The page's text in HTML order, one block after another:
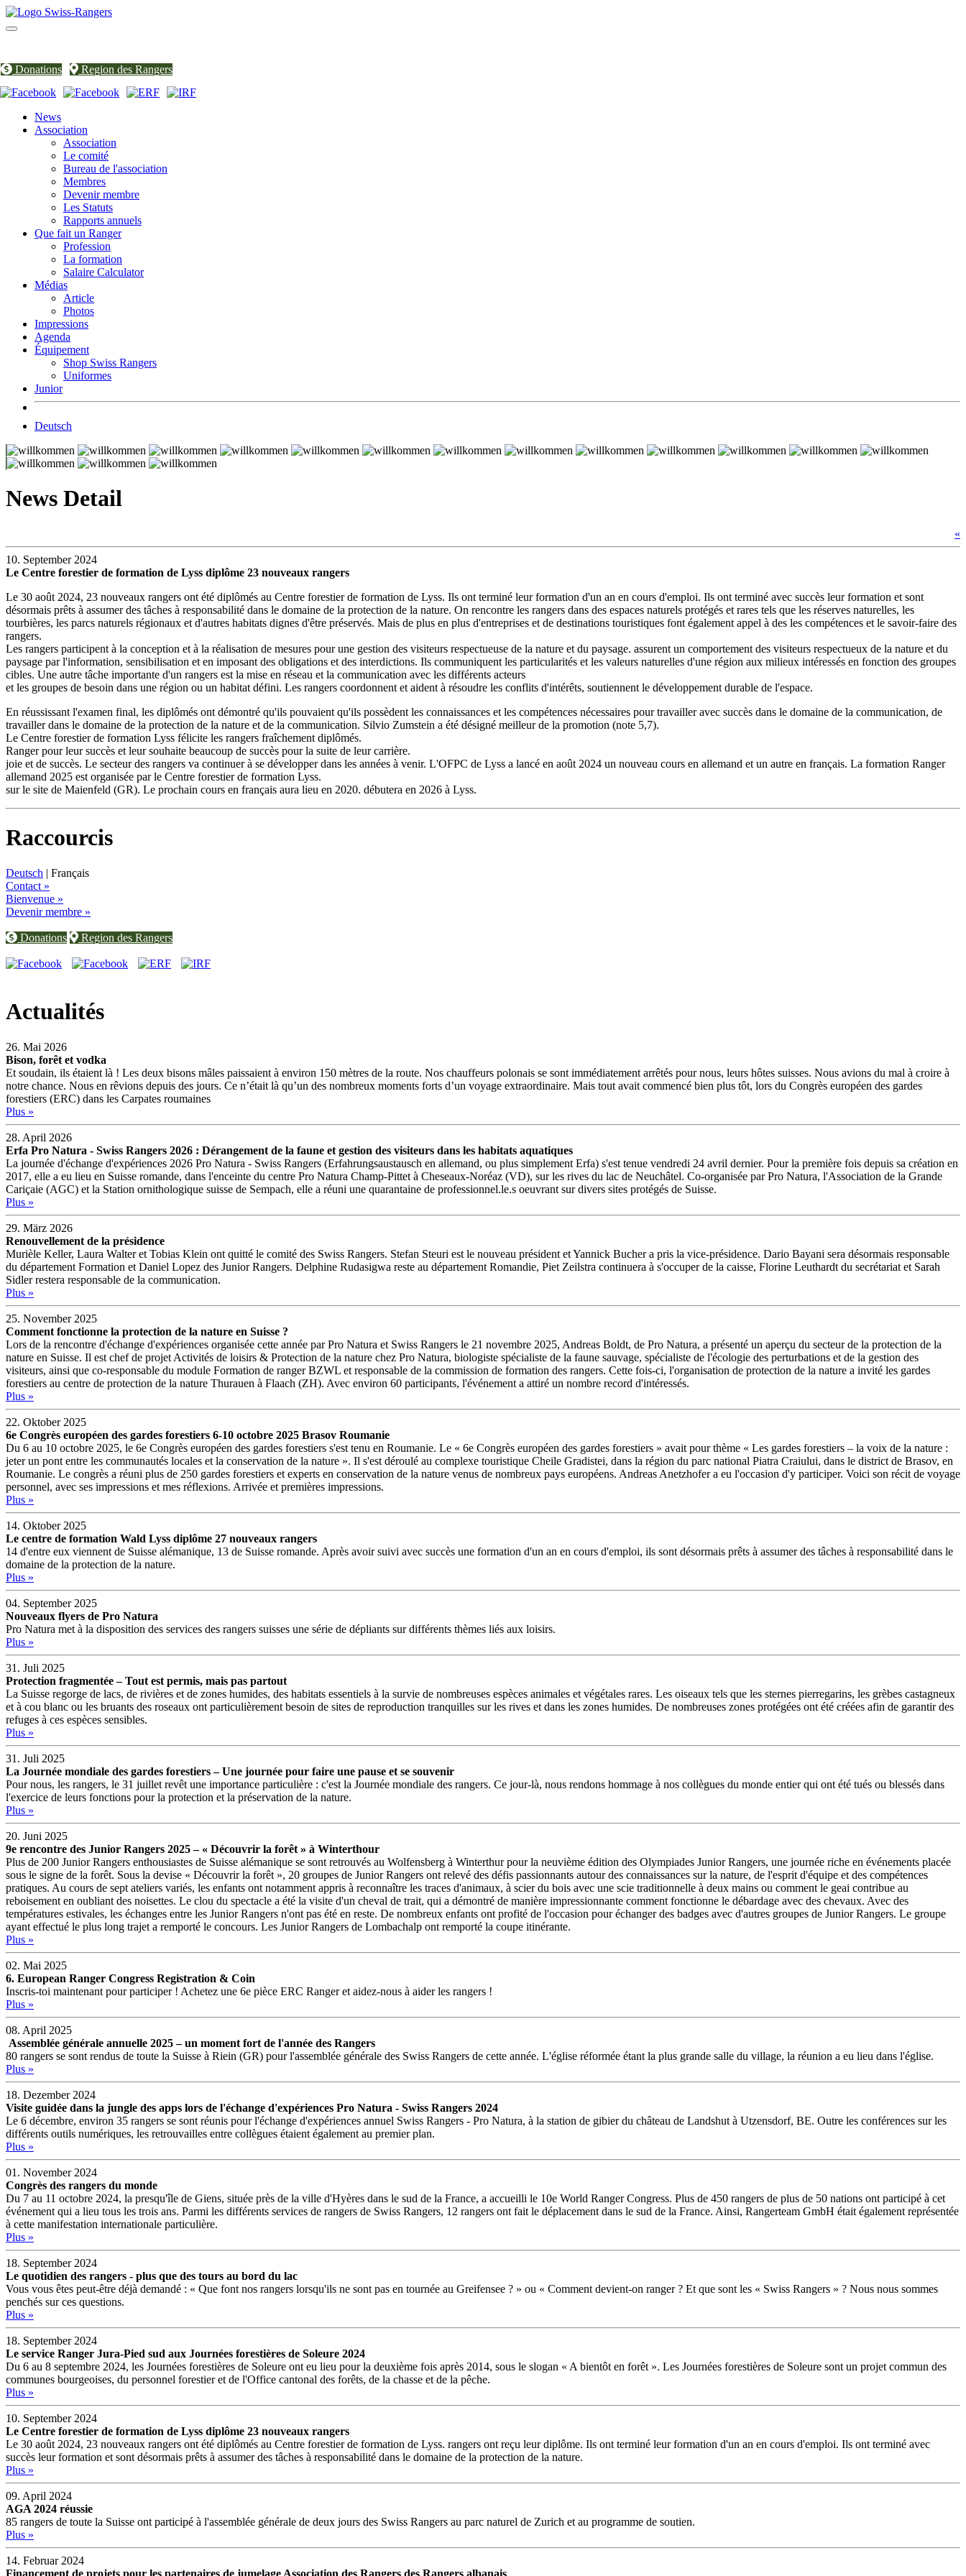
Toggle
Donations Region des Rangers
News
Association
Association
Le comité
Bureau de l'association
Membres
Devenir membre
Les Statuts
Rapports annuels
Que fait un Ranger
Profession
La formation
Salaire Calculator
Médias
Article
Photos
Impressions
Agenda
Équipement
Shop Swiss Rangers
Uniformes
Junior
Deutsch
News Detail
«
10. September 2024
Le Centre forestier de formation de Lyss diplôme 23 nouveaux rangers
Le 30 août 2024, 23 nouveaux rangers ont été diplômés au Centre forestier de formation de Lyss. Ils ont terminé leur formation d'un an en cours d'emploi. Ils ont terminé avec succès leur formation et sont
désormais prêts à assumer des tâches à responsabilité dans le domaine de la protection de la nature. On rencontre les rangers dans des espaces naturels protégés et rares tels que les réserves naturelles, les
tourbières, les parcs naturels régionaux et d'autres habitats dignes d'être préservés. Mais de plus en plus d'entreprises et de destinations touristiques font également appel à des les compétences et le savoir-faire des
rangers.
Les rangers participent à la conception et à la réalisation de mesures pour une gestion des visiteurs respectueuse de la nature et du paysage. assurent un comportement des visiteurs respectueux de la nature et du
paysage par l'information, sensibilisation et en imposant des obligations et des interdictions. Ils communiquent les particularités et les valeurs naturelles d'une région aux milieux intéressés en fonction des groupes
cibles. Une autre tâche importante d'un rangers est la mise en réseau et la communication avec les différents acteurs
et les groupes de besoin dans une région ou un habitat défini. Les rangers coordonnent et aident à résoudre les conflits d'intérêts, soutiennent le développement durable de l'espace.
En réussissant l'examen final, les diplômés ont démontré qu'ils pouvaient qu'ils possèdent les connaissances et les compétences nécessaires pour travailler avec succès dans le domaine de la communication, de
travailler dans le domaine de la protection de la nature et de la communication. Silvio Zumstein a été désigné meilleur de la promotion (note 5,7).
Le Centre forestier de formation Lyss félicite les rangers fraîchement diplômés.
Ranger pour leur succès et leur souhaite beaucoup de succès pour la suite de leur carrière.
joie et de succès. Le secteur des rangers va continuer à se développer dans les années à venir. L'OFPC de Lyss a lancé en août 2024 un nouveau cours en allemand et un autre en français. La formation Ranger
allemand 2025 est organisée par le Centre forestier de formation Lyss.
sur le site de Maienfeld (GR). Le prochain cours en français aura lieu en 2020. débutera en 2026 à Lyss.
Raccourcis
Deutsch | Français
Contact »
Bienvenue »
Devenir membre »
Donations Region des Rangers
Actualités
26. Mai 2026
Bison, forêt et vodka
Et soudain, ils étaient là ! Les deux bisons mâles paissaient à environ 150 mètres de la route. Nos chauffeurs polonais se sont immédiatement arrêtés pour nous, leurs hôtes suisses. Nous avions du mal à croire à
notre chance. Nous en rêvions depuis des jours. Ce n’était là qu’un des nombreux moments forts d’un voyage extraordinaire. Mais tout avait commencé bien plus tôt, lors du Congrès européen des gardes
forestiers (ERC) dans les Carpates roumaines
Plus »
28. April 2026
Erfa Pro Natura - Swiss Rangers 2026 : Dérangement de la faune et gestion des visiteurs dans les habitats aquatiques
La journée d'échange d'expériences 2026 Pro Natura - Swiss Rangers (Erfahrungsaustausch en allemand, ou plus simplement Erfa) s'est tenue vendredi 24 avril dernier. Pour la première fois depuis sa création en
2017, elle a eu lieu en Suisse romande, dans l'enceinte du centre Pro Natura Champ-Pittet à Cheseaux-Noréaz (VD), sur les rives du lac de Neuchâtel. Co-organisée par Pro Natura, l'Association de la Grande
Cariçaie (AGC) et la Station ornithologique suisse de Sempach, elle a réuni une quarantaine de professionnel.le.s oeuvrant sur divers sites protégés de Suisse.
Plus »
29. März 2026
Renouvellement de la présidence
Murièle Keller, Laura Walter et Tobias Klein ont quitté le comité des Swiss Rangers. Stefan Steuri est le nouveau président et Yannick Bucher a pris la vice-présidence. Dario Bayani sera désormais responsable
du département Formation et Daniel Lopez des Junior Rangers. Delphine Rudasigwa reste au département Romandie, Piet Zeilstra continuera à s'occuper de la caisse, Florine Leuthardt du secrétariat et Sarah
Sidler restera responsable de la communication.
Plus »
25. November 2025
Comment fonctionne la protection de la nature en Suisse ?
Lors de la rencontre d'échange d'expériences organisée cette année par Pro Natura et Swiss Rangers le 21 novembre 2025, Andreas Boldt, de Pro Natura, a présenté un aperçu du secteur de la protection de la
nature en Suisse. Il est chef de projet Activités de loisirs & Protection de la nature chez Pro Natura, biologiste spécialiste de la faune sauvage, spécialiste de l'écologie des perturbations et de la gestion des
visiteurs, ainsi que co-responsable du module Formation de ranger BZWL et responsable de la commission de formation des rangers. Cette fois-ci, l'organisation de protection de la nature a invité les gardes
forestiers au centre de protection de la nature Thurauen à Flaach (ZH). Avec environ 60 participants, l'événement a attiré un nombre record d'intéressés.
Plus »
22. Oktober 2025
6e Congrès européen des gardes forestiers 6-10 octobre 2025 Brasov Roumanie
Du 6 au 10 octobre 2025, le 6e Congrès européen des gardes forestiers s'est tenu en Roumanie. Le « 6e Congrès européen des gardes forestiers » avait pour thème « Les gardes forestiers – la voix de la nature :
jeter un pont entre les communautés locales et la conservation de la nature ». Il s'est déroulé au complexe touristique Cheile Gradistei, dans la région du parc national Piatra Craiului, dans le district de Brasov, en
Roumanie. Le congrès a réuni plus de 250 gardes forestiers et experts en conservation de la nature venus de nombreux pays européens. Andreas Anetzhofer a eu l'occasion d'y participer. Voici son récit de voyage
personnel, avec ses impressions et mes réflexions. Arrivée et premières impressions.
Plus »
14. Oktober 2025
Le centre de formation Wald Lyss diplôme 27 nouveaux rangers
14 d'entre eux viennent de Suisse alémanique, 13 de Suisse romande. Après avoir suivi avec succès une formation d'un an en cours d'emploi, ils sont désormais prêts à assumer des tâches à responsabilité dans le
domaine de la protection de la nature.
Plus »
04. September 2025
Nouveaux flyers de Pro Natura
Pro Natura met à la disposition des services des rangers suisses une série de dépliants sur différents thèmes liés aux loisirs.
Plus »
31. Juli 2025
Protection fragmentée – Tout est permis, mais pas partout
La Suisse regorge de lacs, de rivières et de zones humides, des habitats essentiels à la survie de nombreuses espèces animales et végétales rares. Les oiseaux tels que les sternes pierregarins, les grèbes castagneux
et à cou blanc ou les bruants des roseaux ont particulièrement besoin de sites de reproduction tranquilles sur les rives et dans les zones humides. De nombreuses zones protégées ont été créées afin de garantir des
refuges à ces espèces sensibles.
Plus »
31. Juli 2025
La Journée mondiale des gardes forestiers – Une journée pour faire une pause et se souvenir
Pour nous, les rangers, le 31 juillet revêt une importance particulière : c'est la Journée mondiale des rangers. Ce jour-là, nous rendons hommage à nos collègues du monde entier qui ont été tués ou blessés dans
l'exercice de leurs fonctions pour la protection et la préservation de la nature.
Plus »
20. Juni 2025
9e rencontre des Junior Rangers 2025 – « Découvrir la forêt » à Winterthour
Plus de 200 Junior Rangers enthousiastes de Suisse alémanique se sont retrouvés au Wolfensberg à Winterthur pour la neuvième édition des Olympiades Junior Rangers, une journée riche en événements placée
sous le signe de la forêt. Sous la devise « Découvrir la forêt », 20 groupes de Junior Rangers ont relevé des défis passionnants autour des connaissances sur la nature, de l'esprit d'équipe et des compétences
pratiques. Au cours de sept ateliers variés, les enfants ont notamment appris à reconnaître les traces d'animaux, à scier du bois avec une scie traditionnelle à deux mains ou comment le geai contribue au
reboisement en oubliant des noisettes. Le clou du spectacle a été la visite d'un cheval de trait, qui a démontré de manière impressionnante comment fonctionne le débardage avec des chevaux. Avec des
températures estivales, les échanges entre les Junior Rangers n'ont pas été en reste. De nombreux enfants ont profité de l'occasion pour échanger des badges avec d'autres groupes de Junior Rangers. Le groupe
ayant effectué le plus long trajet a remporté le concours. Les Junior Rangers de Lombachalp ont remporté la coupe itinérante.
Plus »
02. Mai 2025
6. European Ranger Congress Registration & Coin
Inscris-toi maintenant pour participer ! Achetez une 6e pièce ERC Ranger et aidez-nous à aider les rangers !
Plus »
08. April 2025
Assemblée générale annuelle 2025 – un moment fort de l'année des Rangers
80 rangers se sont rendus de toute la Suisse à Riein (GR) pour l'assemblée générale des Swiss Rangers de cette année. L'église réformée étant la plus grande salle du village, la réunion a eu lieu dans l'église.
Plus »
18. Dezember 2024
Visite guidée dans la jungle des apps lors de l'échange d'expériences Pro Natura - Swiss Rangers 2024
Le 6 décembre, environ 35 rangers se sont réunis pour l'échange d'expériences annuel Swiss Rangers - Pro Natura, à la station de gibier du château de Landshut à Utzensdorf, BE. Outre les conférences sur les
différents outils numériques, les retrouvailles entre collègues étaient également au premier plan.
Plus »
01. November 2024
Congrès des rangers du monde
Du 7 au 11 octobre 2024, la presqu'île de Giens, située près de la ville d'Hyères dans le sud de la France, a accueilli le 10e World Ranger Congress. Plus de 450 rangers de plus de 50 nations ont participé à cet
événement qui a lieu tous les trois ans. Parmi les différents services de rangers de Swiss Rangers, 12 rangers ont fait le déplacement dans le sud de la France. Ainsi, Rangerteam GmbH était également représentée
à cette manifestation internationale particulière.
Plus »
18. September 2024
Le quotidien des rangers - plus que des tours au bord du lac
Vous vous êtes peut-être déjà demandé : « Que font nos rangers lorsqu'ils ne sont pas en tournée au Greifensee ? » ou « Comment devient-on ranger ? Et que sont les « Swiss Rangers » ? Nous nous sommes
penchés sur ces questions.
Plus »
18. September 2024
Le service Ranger Jura-Pied sud aux Journées forestières de Soleure 2024
Du 6 au 8 septembre 2024, les Journées forestières de Soleure ont eu lieu pour la deuxième fois après 2014, sous le slogan « A bientôt en forêt ». Les Journées forestières de Soleure sont un projet commun des
communes bourgeoises, du personnel forestier et de l'Office cantonal des forêts, de la chasse et de la pêche.
Plus »
10. September 2024
Le Centre forestier de formation de Lyss diplôme 23 nouveaux rangers
Le 30 août 2024, 23 nouveaux rangers ont été diplômés au Centre forestier de formation de Lyss. rangers ont reçu leur diplôme. Ils ont terminé leur formation d'un an en cours d'emploi. Ils ont terminé avec
succès leur formation et sont désormais prêts à assumer des tâches à responsabilité dans le domaine de la protection de la nature.
Plus »
09. April 2024
AGA 2024 réussie
85 rangers de toute la Suisse ont participé à l'assemblée générale de deux jours des Swiss Rangers au parc naturel de Zurich et au programme de soutien.
Plus »
14. Februar 2024
Financement de projets pour les partenaires de jumelage Association des Rangers des Rangers albanais